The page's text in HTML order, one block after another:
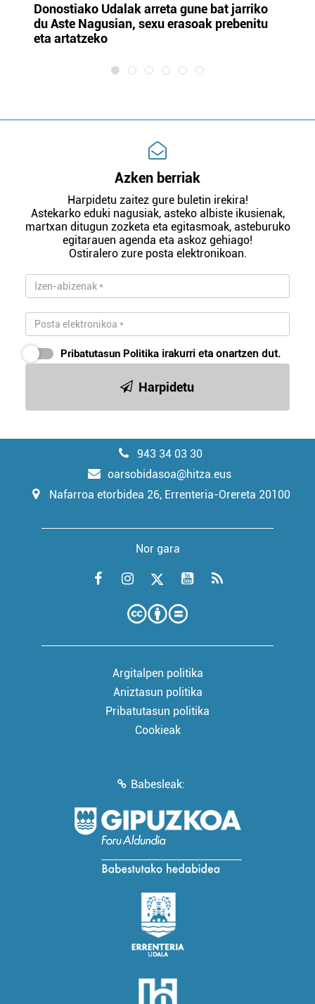
Donostiako Udalak arreta gune bat jarriko
du Aste Nagusian, sexu erasoak prebenitu
eta artatzeko
Azken berriak
Harpidetu zaitez gure buletin irekira!
Astekarko eduki nagusiak, asteko albiste ikusienak,
martxan ditugun zozketa eta egitasmoak, asteburuko
egitarauen agenda eta askoz gehiago!
Ostiralero zure posta elektronikoan.
Pribatutasun Politika irakurri eta onartzen dut.
Harpidetu
943 34 03 30
oarsobidasoa@hitza.eus
Nafarroa etorbidea 26, Errenteria-Orereta 20100
Nor gara
Argitalpen politika
Aniztasun politika
Pribatutasun politika
Cookieak
Babesleak: